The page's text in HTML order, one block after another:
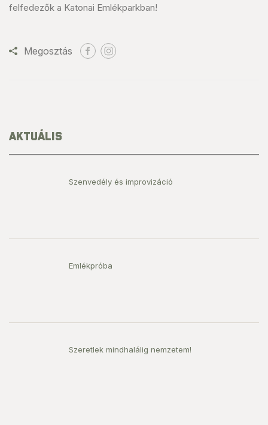
felfedezők a Katonai Emlékparkban!
Megosztás
AKTUÁLIS
Szenvedély és improvizáció
Emlékpróba
Szeretlek mindhalálig nemzetem!